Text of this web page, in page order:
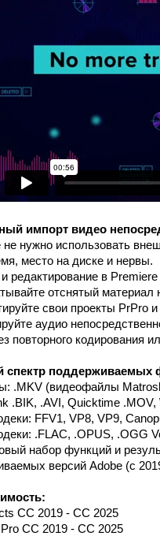
импорт видео
нужно использовать
место на диске и нервы.
редактирование в
отснятый материал
свои проекты PrPro
аудио
повторного кодирования
спектр поддерживаемых
.MKV (видеофайлы
.BIK, .AVI, Quicktime
FFV1, VP8, VP9,
.FLAC, .OPUS, .OGG
набор функций и
версий Adobe (с
CC 2019 - CC 2025
CC 2019 - CC 2025